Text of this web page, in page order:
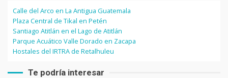
Calle del Arco en La Antigua Guatemala
Plaza Central de Tikal en Petén
Santiago Atitlán en el Lago de Atitlán
Parque Acuático Valle Dorado en Zacapa
Hostales del IRTRA de Retalhuleu
Te podría interesar